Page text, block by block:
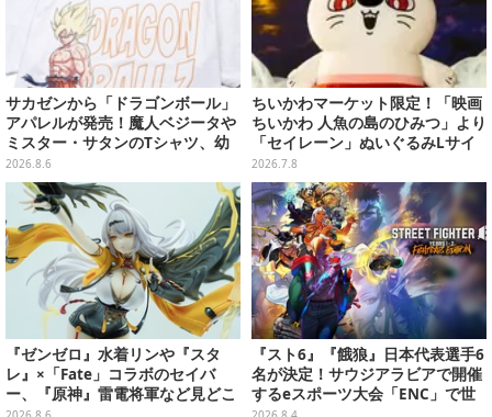
サカゼンから「ドラゴンボール」
アパレルが発売！魔人ベジータや
ミスター・サタンのTシャツ、幼
少期悟空のパーカーなど幅広いデ
ザイン
2026.8.6
ちいかわマーケット限定！「映画
ちいかわ 人魚の島のひみつ」より
「セイレーン」ぬいぐるみLサイ
ズが7月24日より予約開始
2026.7.8
『ゼンゼロ』水着リンや『スタ
レ』×「Fate」コラボのセイバ
ー、『原神』雷電将軍など見どこ
『スト6』『餓狼』日本代表選手6
名が決定！サウジアラビアで開催
するeスポーツ大会「ENC」で世